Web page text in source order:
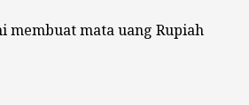
membuat mata uang Rupiah